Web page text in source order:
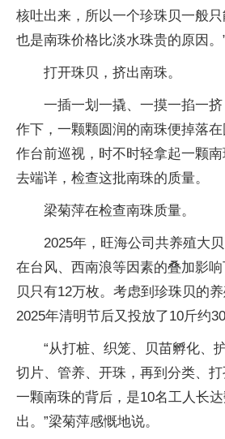
核吐出来，所以一个珍珠贝一般
也是南珠价格比淡水珠贵的原因。
打开珠贝，挤出南珠。
一插一划一撬、一摸一掐一
作下，一颗颗圆润的南珠便掉落
作台前巡视，时不时轻拿起一颗
去端详，检查这批南珠的质量。
梁菊萍在检查南珠质量。
2025年，旺海公司共养殖大
在台风、西南浪等因素的叠加影
贝只有12万枚。考虑到珍珠贝的
2025年清明节后又投放了10斤约
“从打桩、织笼、贝苗孵化、
切片、管养、开珠，再到分类、
一颗南珠的背后，是10名工人长
出。”梁菊萍感慨地说。